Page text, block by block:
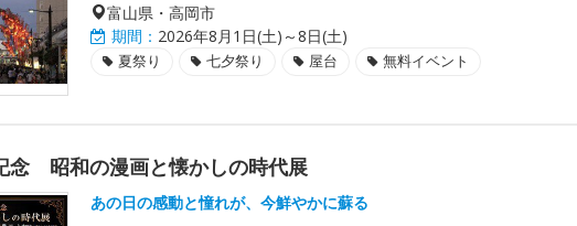
富山県・高岡市
期間： 2026年8月1日(土)～8日(土)
夏祭り 七夕祭り 屋台 無料イベント
念 昭和の漫画と懐かしの時代展
あの日の感動と憧れが、今鮮やかに蘇る